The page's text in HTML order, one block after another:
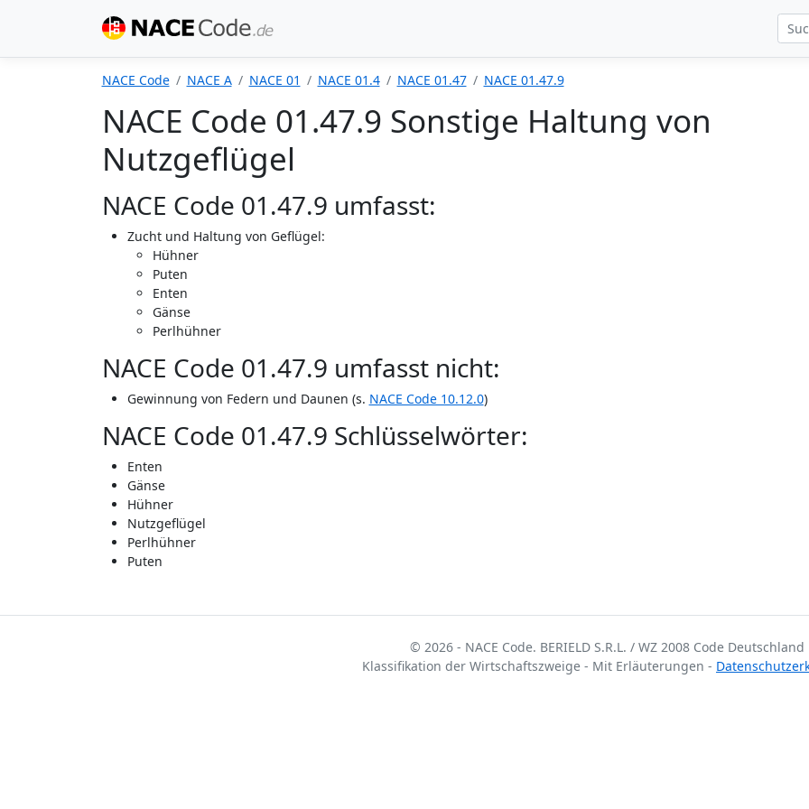
NACE Code NACE A NACE 01 NACE 01.4 NACE 01.47 NACE 01.47.9
NACE Code 01.47.9 Sonstige Haltung von
Nutzgeflügel
NACE Code 01.47.9 umfasst:
Zucht und Haltung von Geflügel:
Hühner
Puten
Enten
Gänse
Perlhühner
NACE Code 01.47.9 umfasst nicht:
Gewinnung von Federn und Daunen (s. NACE Code 10.12.0)
NACE Code 01.47.9 Schlüsselwörter:
Enten
Gänse
Hühner
Nutzgeflügel
Perlhühner
Puten
© 2026 - NACE Code. BERIELD S.R.L. / WZ 2008 Code Deutschland
Klassifikation der Wirtschaftszweige - Mit Erläuterungen -